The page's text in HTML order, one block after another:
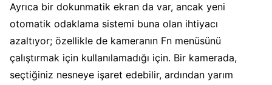
Ayrıca bir dokunmatik ekran da var, ancak yeni
otomatik odaklama sistemi buna olan ihtiyacı
azaltıyor; özellikle de kameranın Fn menüsünü
çalıştırmak için kullanılamadığı için. Bir kamerada,
seçtiğiniz nesneye işaret edebilir, ardından yarım